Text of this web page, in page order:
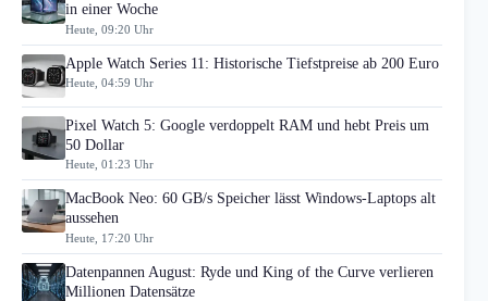
in einer Woche
Heute, 09:20 Uhr
Apple Watch Series 11: Historische Tiefstpreise ab 200 Euro
Heute, 04:59 Uhr
Pixel Watch 5: Google verdoppelt RAM und hebt Preis um
50 Dollar
Heute, 01:23 Uhr
MacBook Neo: 60 GB/s Speicher lässt Windows-Laptops alt
aussehen
Heute, 17:20 Uhr
Datenpannen August: Ryde und King of the Curve verlieren
Millionen Datensätze